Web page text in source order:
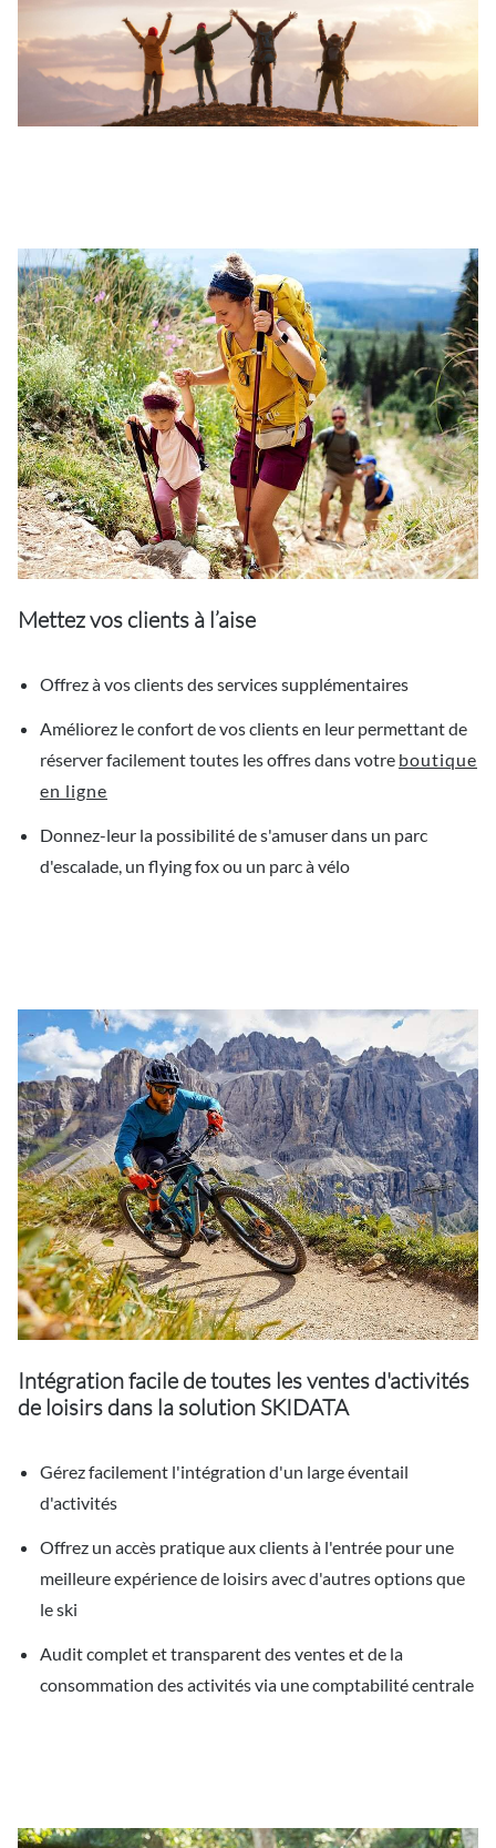
Mettez vos clients à l’aise
Offrez à vos clients des services supplémentaires
Améliorez le confort de vos clients en leur permettant de
réserver facilement toutes les offres dans votre boutique
en ligne
Donnez-leur la possibilité de s'amuser dans un parc
d'escalade, un flying fox ou un parc à vélo
Intégration facile de toutes les ventes d'activités
de loisirs dans la solution SKIDATA
Gérez facilement l'intégration d'un large éventail
d'activités
Offrez un accès pratique aux clients à l'entrée pour une
meilleure expérience de loisirs avec d'autres options que
le ski
Audit complet et transparent des ventes et de la
consommation des activités via une comptabilité centrale